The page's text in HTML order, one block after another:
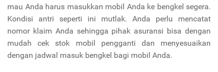
mau Anda harus masukkan mobil Anda ke bengkel segera.
Kondisi antri seperti ini mutlak. Anda perlu mencatat
nomor klaim Anda sehingga pihak asuransi bisa dengan
mudah cek stok mobil pengganti dan menyesuaikan
dengan jadwal masuk bengkel bagi mobil Anda.